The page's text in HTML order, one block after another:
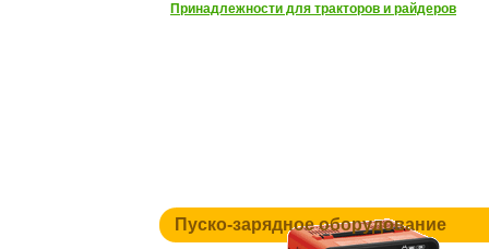
Принадлежности для тракторов и райдеров
Пуско-зарядное оборудование